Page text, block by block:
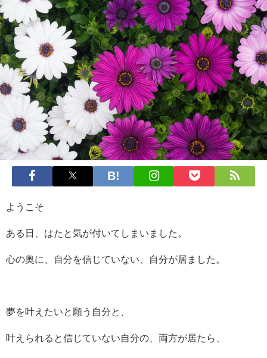
ようこそ
ある日、はたと気が付いてしまいました。
心の奥に、自分を信じていない、自分が居ました。
夢を叶えたいと願う自分と、
叶えられると信じていない自分の、両方が居たら、